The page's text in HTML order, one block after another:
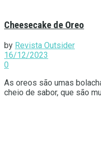
Cheesecake de Oreo
by Revista Outsider
16/12/2023
0
As oreos são umas
cheio de sabor, que são